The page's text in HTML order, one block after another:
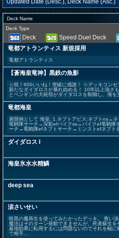
Deck Name
Deck Type
Deck Speed Duel Deck
竜都アトランティス 新規採用
竜都アトランティス
【蒼海皇竜神】黒鉄の魚影
☆祝！600いいね！突破に感謝！ ☆デッキコンセ
新たなダイダロスが暴れ始める！ 10年以上強さ
とペンギンの大統領がダイダロスを制御し、海
竜都海皇
展開例として 海皇: 1.ネプトアビス:ネプトns→ネ
竜騎隊サーチ→深影efパイクss→パイクef竜騎隊
ーチ→竜騎隊efネプトサーチ→ミンストefネプト
ダイダロス I
海皇氷水水精鱗
deep sea
涙さいせい
暗黒の魔再生を使ってみたかったデッキ。 青い
魔法はそのターン発動できませんが、死者蘇生を
墓地効果に転用するには問題ないのでそれを軸
で相手...